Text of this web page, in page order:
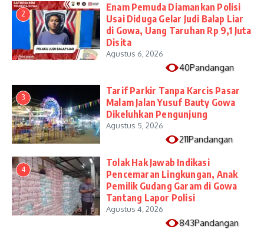
2
Enam Pemuda Diamankan Polisi
Usai Diduga Gelar Judi Balap Liar
di Gowa, Uang Taruhan Rp 9,1 Juta
Disita
Agustus 6, 2026
40Pandangan
3
Tarif Parkir Tanpa Karcis Pasar
Malam Jalan Yusuf Bauty Gowa
Dikeluhkan Pengunjung
Agustus 5, 2026
211Pandangan
4
Tolak Hak Jawab Indikasi
Pencemaran Lingkungan, Anak
Pemilik Gudang Garam di Gowa
Tantang Lapor Polisi
Agustus 4, 2026
843Pandangan